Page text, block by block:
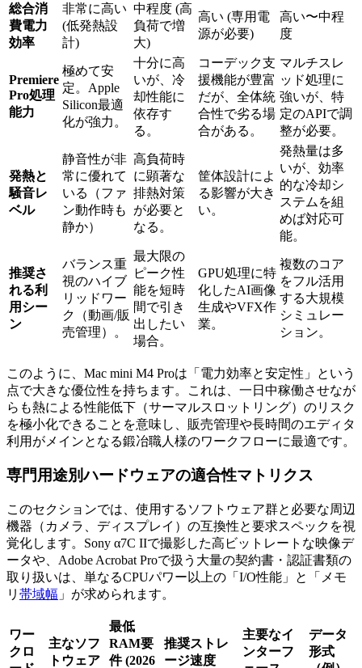
総合消
費電力
効率
非常に高い
(低発熱設
計)
中程度 (高
負荷で増
大)
高い (専用電
源が必要)
高い〜中程
度
Premiere
Pro処理
能力
極めて安
定。Apple
Silicon最適
化が強力。
十分に高
いが、冷
却性能に
依存す
る。
コーデック支
援機能が豊富
だが、全体統
合性で劣る場
合がある。
マルチスレ
ッド処理に
強いが、特
定のAPIで調
整が必要。
発熱と
騒音レ
ベル
静音性が非
常に優れて
いる（ファ
ン動作時も
静か）
高負荷時
に顕著な
排熱対策
が必要と
なる。
筐体設計によ
る影響が大き
い。
発熱量は多
いが、効率
的な冷却シ
ステムを組
めば対応可
能。
推奨さ
れる利
用シー
ン
バランス重
視のハイブ
リッドワー
ク（動画/販
売管理）。
最大限の
ピーク性
能を短時
間で引き
出したい
場合。
GPU処理に特
化したAI画像
生成やVFX作
業。
複数のコア
をフル活用
する大規模
シミュレー
ション。
このように、Mac mini M4 Proは「電力効率と安定性」という
点で大きな優位性を持ちます。これは、一日中稼働させなが
らも熱による性能低下（サーマルスロットリング）のリスク
を極小化できることを意味し、販売管理や長時間のエディタ
利用がメインとなる鍛冶職人様のワークフローに最適です。
専門用途別ハードウェアの適合性マトリクス
このセクションでは、使用するソフトウェア群と必要な周辺
機器（カメラ、ディスプレイ）の互換性と要求スペックを視
覚化します。Sony α7C IIで撮影した高ビットレートな映像デ
ータや、Adobe Acrobat Proで扱う大量の契約書・認証書類の
取り扱いは、単なるCPUパワー以上の「I/O性能」と「メモ
リ 帯域幅 」が求められます。
ワー
クロ
主なソフ
トウェア
最低
RAM要
件 (2026
推奨ストレ
ージ速度
主要なイ
ンターフ
データ
形式